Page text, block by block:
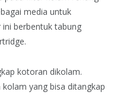
media untuk
berbentuk tabung
kotoran dikolam.
yang bisa ditangkap